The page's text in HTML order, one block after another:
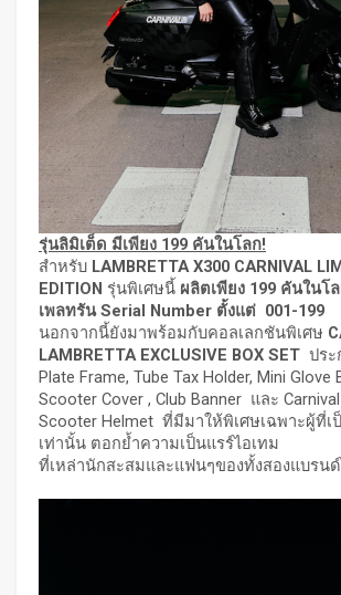
รุ่นลิมิเต็ด มีเพียง 199 คันในโลก!
สำหรับ LAMBRETTA X300 CARNIVAL
EDITION รุ่นพิเศษนี้ ผลิตเพียง 199 คันในโ
เพลทรัน Serial Number ตั้งแต่ 001-199
นอกจากนี้ยังมาพร้อมกับคอลเลกชันพิเศษ
LAMBRETTA EXCLUSIVE BOX SET ประ
Plate Frame, Tube Tax Holder, Mini Glove
Scooter Cover , Club Banner และ
Scooter Helmet ที่มีมาให้พิเศษเฉพาะผู้ที่เ
เท่านั้น ตอกย้ำความเป็นแรร์ไอเทม
ที่เหล่านักสะสมและแฟนๆของทั้งสองแบรน